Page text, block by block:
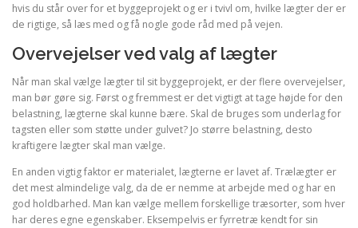
hvis du står over for et byggeprojekt og er i tvivl om, hvilke lægter der er
de rigtige, så læs med og få nogle gode råd med på vejen.
Overvejelser ved valg af lægter
Når man skal vælge lægter til sit byggeprojekt, er der flere overvejelser,
man bør gøre sig. Først og fremmest er det vigtigt at tage højde for den
belastning, lægterne skal kunne bære. Skal de bruges som underlag for
tagsten eller som støtte under gulvet? Jo større belastning, desto
kraftigere lægter skal man vælge.
En anden vigtig faktor er materialet, lægterne er lavet af. Trælægter er
det mest almindelige valg, da de er nemme at arbejde med og har en
god holdbarhed. Man kan vælge mellem forskellige træsorter, som hver
har deres egne egenskaber. Eksempelvis er fyrretræ kendt for sin